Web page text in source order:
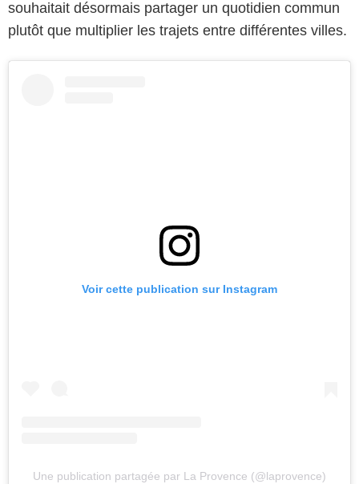
souhaitait désormais partager un quotidien commun
plutôt que multiplier les trajets entre différentes villes.
Voir cette publication sur Instagram
Une publication partagée par La Provence (@laprovence)